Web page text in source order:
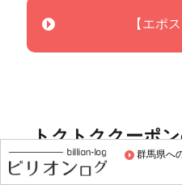
群馬県へ
【エポ
トクトククーポ